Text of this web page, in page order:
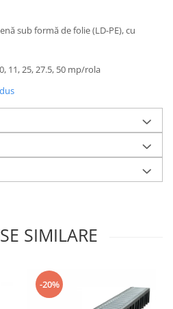
sub formă de folie (LD-PE), cu
11, 25, 27.5, 50 mp/rola
SIMILARE
-20%